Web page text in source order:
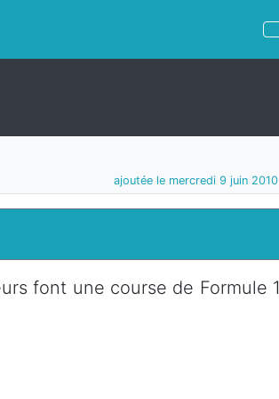
ajoutée le mercredi 9 juin 2010
font une course de Formule 1